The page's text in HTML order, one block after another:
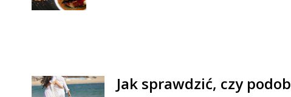
Jak sprawdzić, czy